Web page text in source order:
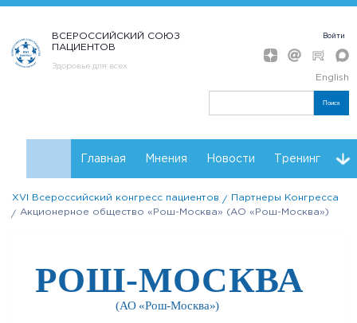
ВСЕРОССИЙСКИЙ СОЮЗ
ПАЦИЕНТОВ
Здоровье для всех
Войти
English
Поиск
Главная Мнения Новости Тренинг
Контакты Партнеры Конгресса Регистрация
XVI Всероссийский конгресс пациентов
Партнеры Конгресса
Акционерное общество «Рош-Москва» (АО «Рош-Москва»)